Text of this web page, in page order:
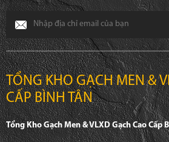
TỔNG KHO GẠCH MEN &
CẤP BÌNH TÂN
Tổng Kho Gạch Men & VLXD Gạch Cao Cấp